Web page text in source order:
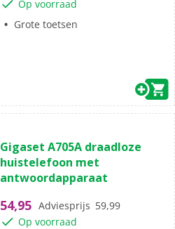
Op voorraad
Grote toetsen
van
de
5
Gigaset A705A draadloze
huistelefoon met
antwoordapparaat
54,95 Adviesprijs 59,99
Op voorraad